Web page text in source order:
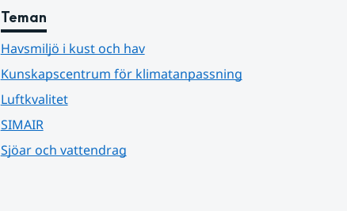
Teman
Havsmiljö i kust och hav
Kunskapscentrum för klimatanpassning
Luftkvalitet
SIMAIR
Sjöar och vattendrag